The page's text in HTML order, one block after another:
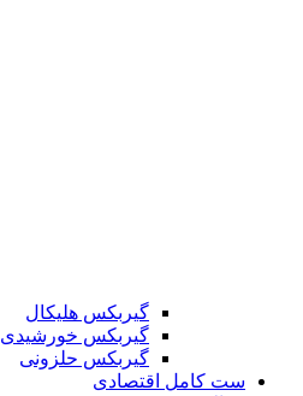
گیربکس هلیکال
گیربکس خورشیدی
گیربکس حلزونی
ست کامل اقتصادی